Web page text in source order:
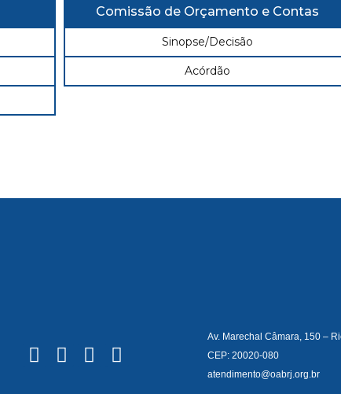
Comissão de Orçamento e Contas
Sinopse/Decisão
Acórdão
Av. Marechal Câmara, 150 –
CEP: 20020-080
atendimento@oabrj.org.br